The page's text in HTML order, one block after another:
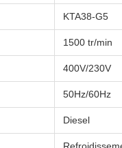
KTA38-G5
1500 tr/min
400V/230V
50Hz/60Hz
Diesel